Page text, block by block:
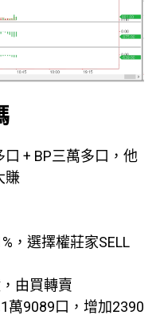
+ BP三萬多口，他
賺
，選擇權莊家SELL
由買轉賣
萬9089口，增加2390